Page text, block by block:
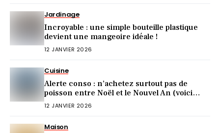
Jardinage
Incroyable : une simple bouteille plastique
devient une mangeoire idéale !
12 JANVIER 2026
Cuisine
Alerte conso : n’achetez surtout pas de
poisson entre Noël et le Nouvel An (voici
pourquoi)
12 JANVIER 2026
Maison